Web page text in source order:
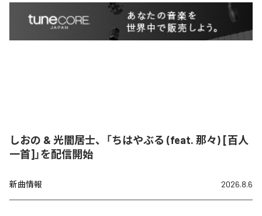
しおの & 光闇居士、「ちはやぶる (feat. 那々) [百人
一首]」を配信開始
新曲情報 2026.8.6